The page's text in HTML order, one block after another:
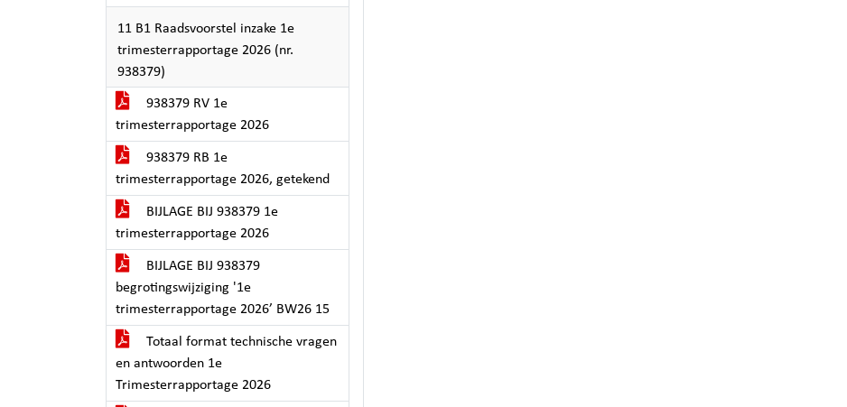
11 B1 Raadsvoorstel inzake 1e
trimesterrapportage 2026 (nr.
938379)
938379 RV 1e
trimesterrapportage 2026
938379 RB 1e
trimesterrapportage 2026, getekend
BIJLAGE BIJ 938379 1e
trimesterrapportage 2026
BIJLAGE BIJ 938379
begrotingswijziging '1e
trimesterrapportage 2026’ BW26 15
Totaal format technische vragen
en antwoorden 1e
Trimesterrapportage 2026